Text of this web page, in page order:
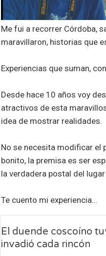
Me fui a recorrer Córdoba,
maravillaron, historias que
Experiencias que suman,
Desde hace 10 años voy
atractivos de esta
idea de mostrar realidades.
No se necesita modificar el
bonito, la premisa es ser
la verdadera postal del
Te cuento mi experiencia…
El duende coscoíno
invadió cada rincón